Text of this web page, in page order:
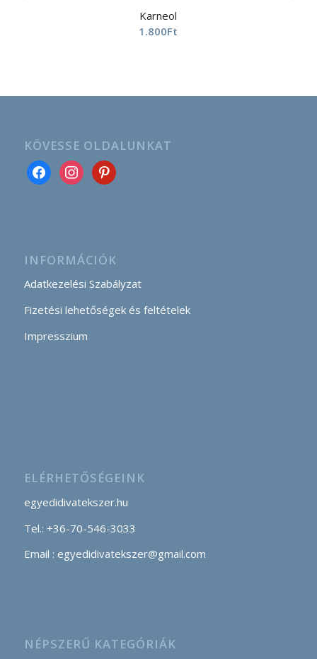
Karneol
1.800Ft
KÖVESSE OLDALUNKAT
INFORMÁCIÓK
Adatkezelési Szabályzat
Fizetési lehetőségek és feltételek
Impresszium
ELÉRHETŐSÉGEINK
egyedidivatekszer.hu
Tel.: +36-70-546-3033
Email : egyedidivatekszer@gmail.com
NÉPSZERŰ KATEGÓRIÁK